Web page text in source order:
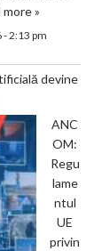
more »
2:13 pm
devine
ANC
OM:
Regu
lame
ntul
UE
privin